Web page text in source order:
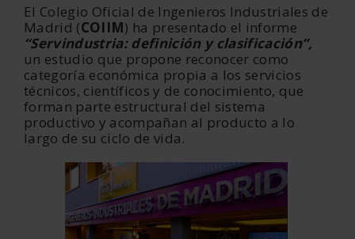
El Colegio Oficial de Ingenieros Industriales de
Madrid (COIIM) ha presentado el informe
“Servindustria: definición y clasificación”,
un estudio que propone reconocer como
categoría económica propia a los servicios
técnicos, científicos y de conocimiento, que
forman parte estructural del sistema
productivo y acompañan al producto a lo
largo de su ciclo de vida.